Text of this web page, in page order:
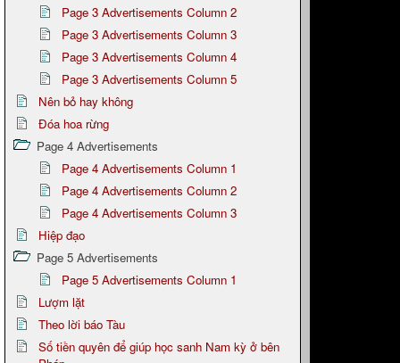
Page 3 Advertisements Column 2
Page 3 Advertisements Column 3
Page 3 Advertisements Column 4
Page 3 Advertisements Column 5
Nên bỏ hay không
Đóa hoa rừng
Page 4 Advertisements
Page 4 Advertisements Column 1
Page 4 Advertisements Column 2
Page 4 Advertisements Column 3
Hiệp đạo
Page 5 Advertisements
Page 5 Advertisements Column 1
Lượm lặt
Theo lời báo Tàu
Số tiền quyên để giúp học sanh Nam kỳ ở bên